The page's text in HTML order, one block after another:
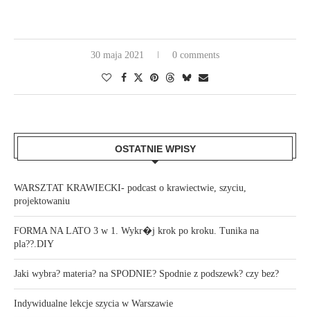
30 maja 2021 0 comments
OSTATNIE WPISY
WARSZTAT KRAWIECKI- podcast o krawiectwie, szyciu,
projektowaniu
FORMA NA LATO 3 w 1. Wykr�j krok po kroku. Tunika na
pla??.DIY
Jaki wybra? materia? na SPODNIE? Spodnie z podszewk? czy bez?
Indywidualne lekcje szycia w Warszawie